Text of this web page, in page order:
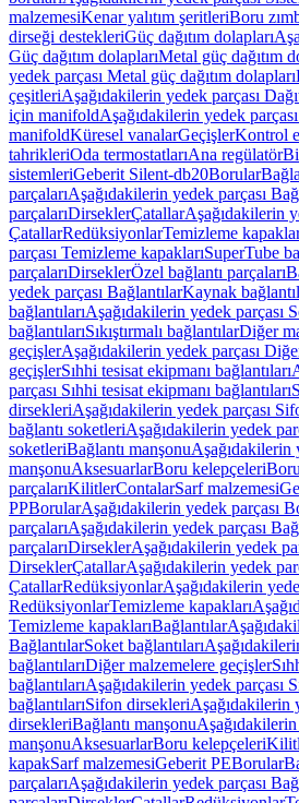
malzemesiKenar yalıtım şeritleriBoru
dirseği destekleriGüç dağıtım dolapları
Güç dağıtım dolaplarıMetal güç dağıtım
yedek parçası Metal güç dağıtım dolapları
çeşitleriAşağıdakilerin yedek parçası
için manifoldAşağıdakilerin yedek
manifoldKüresel vanalarGeçişlerKontrol
tahrikleriOda termostatlarıAna regülatör
sistemleriGeberit Silent-db20Borular
parçalarıAşağıdakilerin yedek parçası
parçalarıDirseklerÇatallarAşağıdakilerin
ÇatallarRedüksiyonlarTemizleme
parçası Temizleme kapaklarıSuperTube
parçalarıDirseklerÖzel bağlantı parçaları
yedek parçası BağlantılarKaynak
bağlantılarıAşağıdakilerin yedek parçası
bağlantılarıSıkıştırmalı bağlantılarDiğer
geçişlerAşağıdakilerin yedek parçası
geçişlerSıhhi tesisat ekipmanı bağlantıları
parçası Sıhhi tesisat ekipmanı bağlantıları
dirsekleriAşağıdakilerin yedek parçası
bağlantı soketleriAşağıdakilerin yedek
soketleriBağlantı manşonuAşağıdakilerin
manşonuAksesuarlarBoru kelepçeleri
parçalarıKilitlerContalarSarf malzemesi
PPBorularAşağıdakilerin yedek parçası
parçalarıAşağıdakilerin yedek parçası
parçalarıDirseklerAşağıdakilerin yedek
DirseklerÇatallarAşağıdakilerin yedek
ÇatallarRedüksiyonlarAşağıdakilerin
RedüksiyonlarTemizleme kapakları
Temizleme kapaklarıBağlantılar
BağlantılarSoket bağlantıları
bağlantılarıDiğer malzemelere geçişler
bağlantılarıAşağıdakilerin yedek parçası
bağlantılarıSifon dirsekleriAşağıdakilerin
dirsekleriBağlantı manşonu
manşonuAksesuarlarBoru kelepçeleri
kapakSarf malzemesiGeberit PEBorular
parçalarıAşağıdakilerin yedek parçası